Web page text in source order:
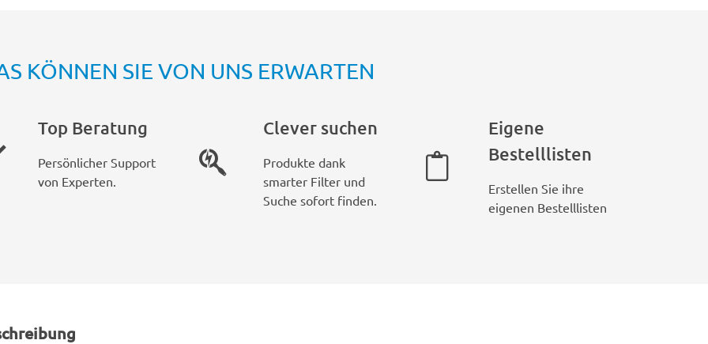
KÖNNEN SIE VON UNS ERWARTEN
Top Beratung
Persönlicher Support
von Experten.
Clever suchen
Produkte dank
smarter Filter und
Suche sofort finden.
Eigene
Bestelllisten
Erstellen Sie ihre
eigenen Bestelllisten